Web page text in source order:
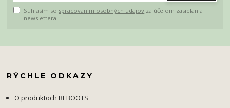
Súhlasím so spracovaním osobných údajov za účelom zasielania
newslettera.
RÝCHLE ODKAZY
O produktoch REBOOTS